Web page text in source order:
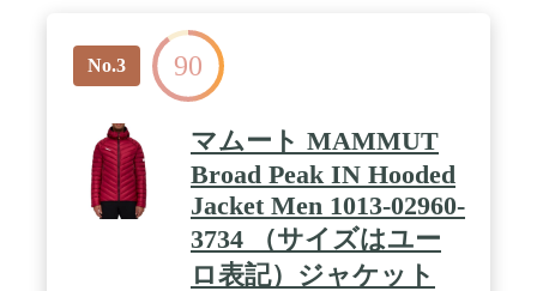
がありますのでご了承下さい。 / カラー：ｂｌａｃ
ｋ / サイズ：Ｌ（ＥＵ－Ｍ）
No.3 90
マムート MAMMUT
Broad Peak IN Hooded
Jacket Men 1013-02960-
3734 （サイズはユー
ロ表記）ジャケット